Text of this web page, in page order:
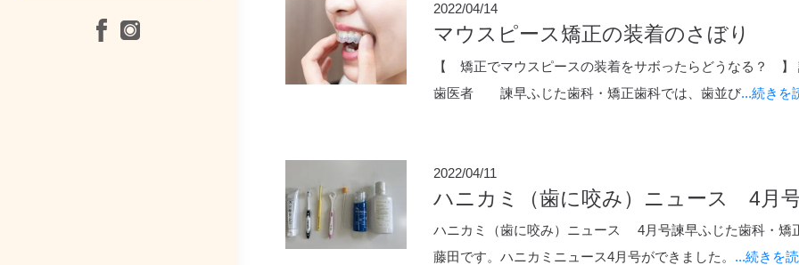
2022/04/14
マウスピース矯正の装着のさぼり
【 矯正でマウスピースの装着をサボったらどうなる？ 】
歯医者 諫早ふじた歯科・矯正歯科では、歯並び...続きを
2022/04/11
ハニカミ（歯に咬み）ニュース 4月
ハニカミ（歯に咬み）ニュース 4月号諫早ふじた歯科・矯
藤田です。ハニカミニュース4月号ができました。 ...続きを